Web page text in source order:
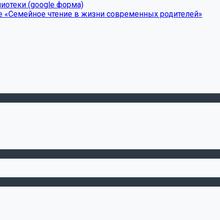
(google форма)
«Семейное чтение в жизни современных родителей»